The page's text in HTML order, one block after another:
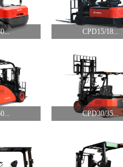
CPD15/18...
CPD30/35...